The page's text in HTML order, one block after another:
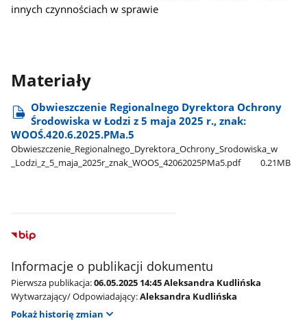
innych czynnościach w sprawie
Materiały
Obwieszczenie Regionalnego Dyrektora Ochrony
Środowiska w Łodzi z 5 maja 2025 r., znak:
WOOŚ.420.6.2025.PMa.5
Obwieszczenie​_Regionalnego​_Dyrektora​_Ochrony​_Srodowiska​_w​
_Lodzi​_z​_5​_maja​_2025r​_znak​_WOOS​_42062025PMa5.pdf
0.21MB
Informacje o publikacji dokumentu
Pierwsza publikacja:06.05.2025 14:45 Aleksandra Kudlińska
Wytwarzający/ Odpowiadający:Aleksandra Kudlińska
Pokaż historię zmian